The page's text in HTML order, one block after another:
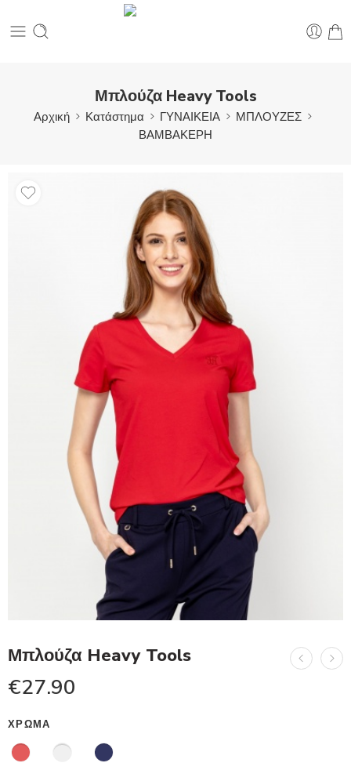
Μπλούζα Heavy Tools
Αρχική Κατάστημα ΓΥΝΑΙΚΕΙΑ
ΜΠΛΟΥΖΕΣ
ΒΑΜΒΑΚΕΡΗ
Μπλούζα Heavy Tools
€27.90
ΧΡΏΜΑ